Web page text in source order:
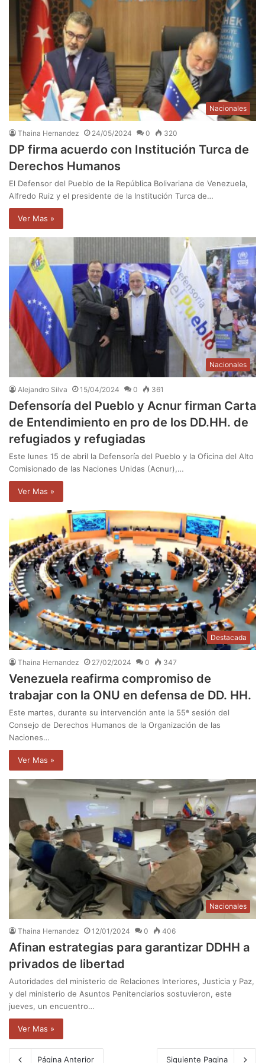
Nacionales
Thaina Hernandez 24/05/2024 0 320
DP firma acuerdo con Institución Turca de
Derechos Humanos
El Defensor del Pueblo de la República Bolivariana de Venezuela,
Alfredo Ruiz y el presidente de la Institución Turca de…
Ver Mas »
Nacionales
Alejandro Silva 15/04/2024 0 361
Defensoría del Pueblo y Acnur firman Carta
de Entendimiento en pro de los DD.HH. de
refugiados y refugiadas
Este lunes 15 de abril la Defensoría del Pueblo y la Oficina del Alto
Comisionado de las Naciones Unidas (Acnur),…
Ver Mas »
Destacada
Thaina Hernandez 27/02/2024 0 347
Venezuela reafirma compromiso de
trabajar con la ONU en defensa de DD. HH.
Este martes, durante su intervención ante la 55ª sesión del
Consejo de Derechos Humanos de la Organización de las
Naciones…
Ver Mas »
Nacionales
Thaina Hernandez 12/01/2024 0 406
Afinan estrategias para garantizar DDHH a
privados de libertad
Autoridades del ministerio de Relaciones Interiores, Justicia y Paz,
y del ministerio de Asuntos Penitenciarios sostuvieron, este
jueves, un encuentro…
Ver Mas »
Página Anterior Siguiente Pagina